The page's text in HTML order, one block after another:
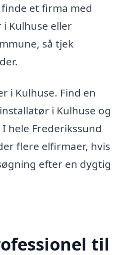
et firma med
i Kulhuse eller
så tjek
i Kulhuse. Find en
i Kulhuse og
hele Frederikssund
flere elfirmaer, hvis
efter en dygtig
til